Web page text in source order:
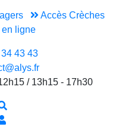
Accès Crèches
en ligne
43 43
/ 13h15 - 17h30